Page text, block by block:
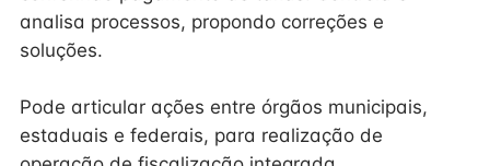
analisa processos, propondo correções e
soluções.
Pode articular ações entre órgãos municipais,
estaduais e federais, para realização de